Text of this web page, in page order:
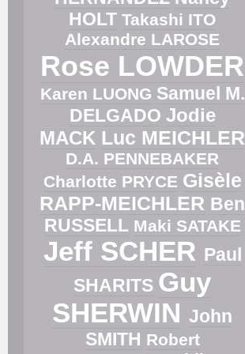
HOLT Takashi ITO
Alexandre LAROSE
Rose LOWDER
Karen LUONG Samuel M.
DELGADO Jodie
MACK Luc MEICHLER
D.A. PENNEBAKER
Charlotte PRYCE Gisèle
RAPP-MEICHLER Ben
RUSSELL Maki SATAKE
Jeff SCHER Paul
SHARITS Guy
SHERWIN John
SMITH Robert